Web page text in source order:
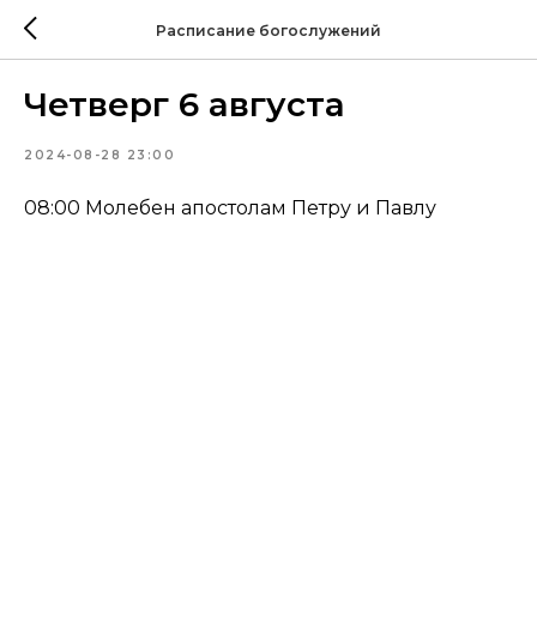
Расписание богослужений
Четверг 6 августа
2024-08-28 23:00
08:00 Молебен апостолам Петру и Павлу